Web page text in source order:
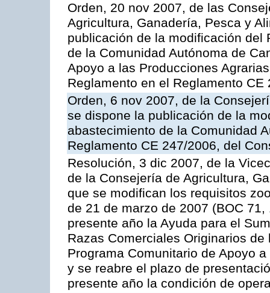
Orden, 20 nov 2007, de las
Agricultura, Ganadería, Pesca y
publicación de la modificación del
de la Comunidad Autónoma de
Apoyo a las Producciones
Reglamento en el Reglamento
Orden, 6 nov 2007, de la
se dispone la publicación de la
abastecimiento de la Comunidad
Reglamento CE 247/2006, del
Resolución, 3 dic 2007, de la
de la Consejería de Agricultura,
que se modifican los requisitos
de 21 de marzo de 2007 (BOC
presente año la Ayuda para el
Razas Comerciales Originarios
Programa Comunitario de Apoyo
y se reabre el plazo de
presente año la condición de